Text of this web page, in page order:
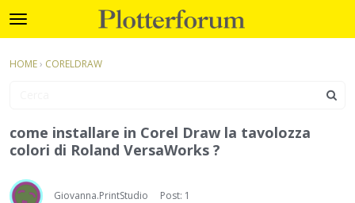
t
o
g
e
n
u
Plotterforum
Discussioni
Attività
Accedi · Registrati
HOME› CORELDRAW
come installare in Corel Draw la tavolozza
colori di Roland VersaWorks ?
Giovanna.PrintStudio
Post: 1